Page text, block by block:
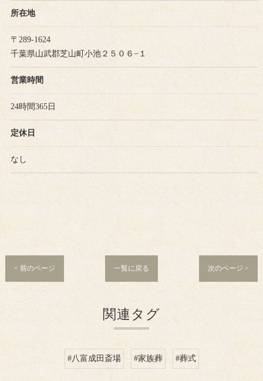
所在地
〒289-1624
千葉県山武郡芝山町小池２５０６−１
営業時間
24時間365日
定休日
なし
< 前のページ 一覧に戻る 次のページ >
関連タグ
#八富成田斎場 #家族葬 #葬式